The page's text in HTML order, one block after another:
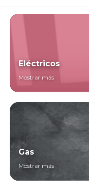
Eléctricos
Mostrar más
Gas
Mostrar más